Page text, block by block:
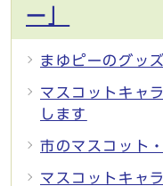
ー」
まゆピーのグッ
マスコットキャ
します
市のマスコット
マスコットキャ